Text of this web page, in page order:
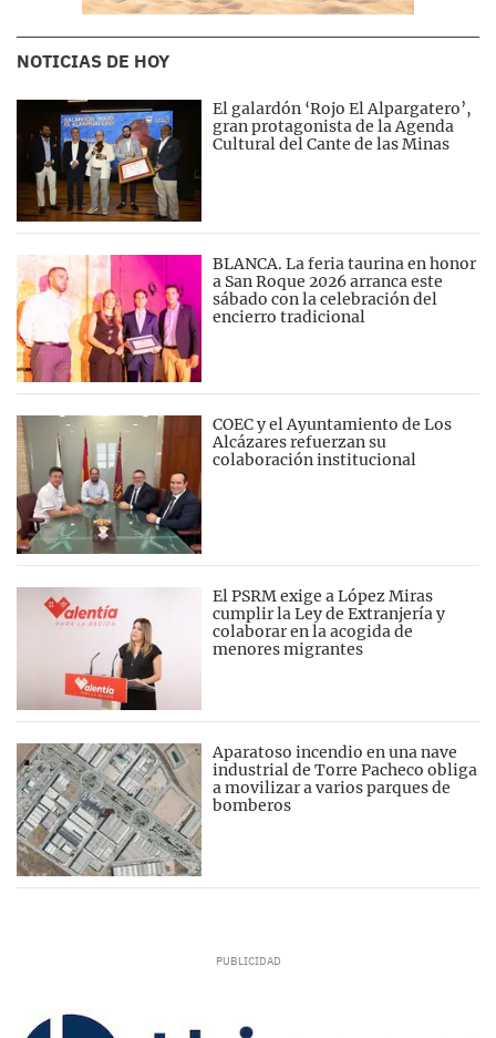
NOTICIAS DE HOY
El galardón ‘Rojo El Alpargatero’,
gran protagonista de la Agenda
Cultural del Cante de las Minas
BLANCA. La feria taurina en honor
a San Roque 2026 arranca este
sábado con la celebración del
encierro tradicional
COEC y el Ayuntamiento de Los
Alcázares refuerzan su
colaboración institucional
El PSRM exige a López Miras
cumplir la Ley de Extranjería y
colaborar en la acogida de
menores migrantes
Aparatoso incendio en una nave
industrial de Torre Pacheco obliga
a movilizar a varios parques de
bomberos